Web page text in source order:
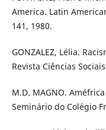
America. Latin
141, 1980.
GONZALEZ, Lélia.
Revista Ciências
M.D. MAGNO.
Seminário do Colégio